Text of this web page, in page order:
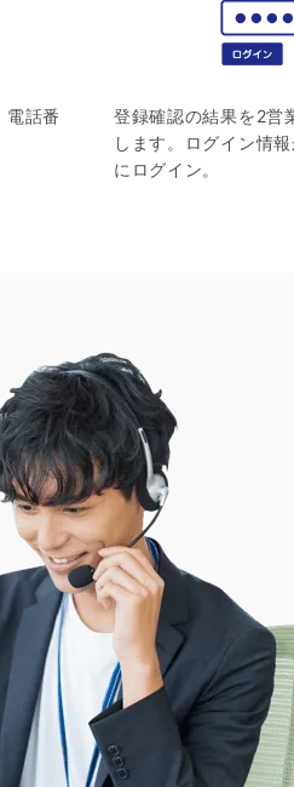
電話番
登録確認の結果を2営
します。ログイン情
にログイン。